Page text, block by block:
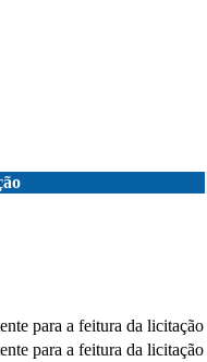
para a feitura da licitação
para a feitura da licitação